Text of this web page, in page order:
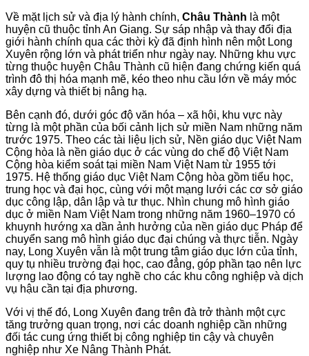
Về mặt lịch sử và địa lý hành chính, Châu Thành là một
huyện cũ thuộc tỉnh An Giang. Sự sáp nhập và thay đổi địa
giới hành chính qua các thời kỳ đã định hình nên một Long
Xuyên rộng lớn và phát triển như ngày nay. Những khu vực
từng thuộc huyện Châu Thành cũ hiện đang chứng kiến quá
trình đô thị hóa mạnh mẽ, kéo theo nhu cầu lớn về máy móc
xây dựng và thiết bị nâng hạ.
Bên cạnh đó, dưới góc độ văn hóa – xã hội, khu vực này
từng là một phần của bối cảnh lịch sử miền Nam những năm
trước 1975. Theo các tài liệu lịch sử, Nền giáo dục Việt Nam
Cộng hòa là nền giáo dục ở các vùng do chế độ Việt Nam
Cộng hòa kiểm soát tại miền Nam Việt Nam từ 1955 tới
1975. Hệ thống giáo dục Việt Nam Cộng hòa gồm tiểu học,
trung học và đại học, cùng với một mạng lưới các cơ sở giáo
dục công lập, dân lập và tư thục. Nhìn chung mô hình giáo
dục ở miền Nam Việt Nam trong những năm 1960–1970 có
khuynh hướng xa dần ảnh hưởng của nền giáo dục Pháp để
chuyển sang mô hình giáo dục đại chúng và thực tiễn. Ngày
nay, Long Xuyên vẫn là một trung tâm giáo dục lớn của tỉnh,
quy tụ nhiều trường đại học, cao đẳng, góp phần tạo nên lực
lượng lao động có tay nghề cho các khu công nghiệp và dịch
vụ hậu cần tại địa phương.
Với vị thế đó, Long Xuyên đang trên đà trở thành một cực
tăng trưởng quan trọng, nơi các doanh nghiệp cần những
đối tác cung ứng thiết bị công nghiệp tin cậy và chuyên
nghiệp như Xe Nâng Thành Phát.